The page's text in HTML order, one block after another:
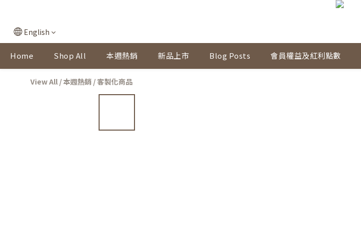
English
Home Shop All 本週熱銷 新品上市 Blog Posts 會員權益及紅利點數
View All /本週熱銷 /客製化商品